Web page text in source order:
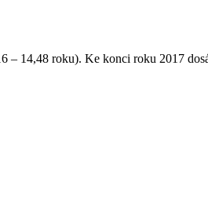
14,48 roku). Ke konci roku 2017